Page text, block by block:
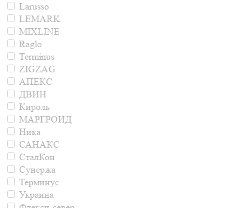
Larusso
LEMARK
MIXLINE
Raglo
Terminus
ZIGZAG
АПЕКС
ДВИН
Кироль
МАРГРОИД
Ника
САНАКС
СталКон
Сунержа
Терминус
Украина